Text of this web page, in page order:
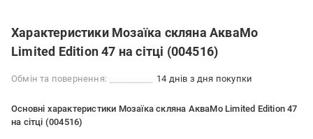
Характеристики Мозаїка скляна АкваМо
Limited Edition 47 на сітці (004516)
Обмін та повернення: 14 днів з дня покупки
Основні характеристики Мозаїка скляна АкваМо Limited Edition 47
на сітці (004516)